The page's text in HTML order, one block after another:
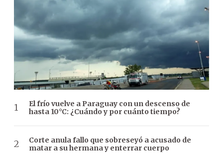
El frío vuelve a Paraguay con un descenso de
hasta 10°C: ¿Cuándo y por cuánto tiempo?
Corte anula fallo que sobreseyó a acusado de
matar a su hermana y enterrar cuerpo